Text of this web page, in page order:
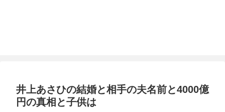
井上あさひの結婚と相手の夫名前と4000億
円の真相と子供は